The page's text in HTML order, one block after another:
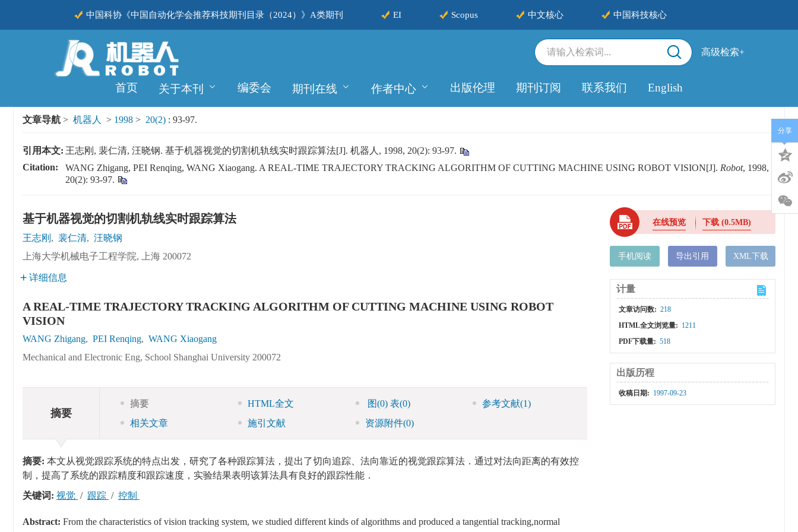
中国科协《中国自动化学会推荐科技期刊目录（2024）》A类期刊 EI Scopus 中文核心 中国科技核心
CSCD
首页 关于本刊 编委会 期刊在线 作者中心 出版伦理 期刊订阅 联系我们 English
高级检索+
文章导航 > 机器人 > 1998 > 20(2) : 93-97.
引用本文: 王志刚, 裴仁清, 汪晓钢. 基于机器视觉的切割机轨线实时跟踪算法[J]. 机器人, 1998, 20(2): 93-97.
Citation:
WANG Zhigang, PEI Renqing, WANG Xiaogang. A REAL-TIME TRAJECTORY TRACKING ALGORITHM OF CUTTING MACHINE USING ROBOT VISION[J]. Robot, 1998,
20(2): 93-97.
基于机器视觉的切割机轨线实时跟踪算法
王志刚 , 裴仁清, 汪晓钢
上海大学机械电子工程学院, 上海 200072
详细信息
A REAL-TIME TRAJECTORY TRACKING ALGORITHM OF CUTTING MACHINE USING ROBOT
VISION
WANG Zhigang, PEI Renqing, WANG Xiaogang
Mechanical and Electronic Eng, School Shanghai University 200072
摘要
摘要 HTML全文 图(0)表(0) 参考文献(1)
相关文章
施引文献 资源附件(0)
摘要: 本文从视觉跟踪系统的特点出发，研究了各种跟踪算法，提出了切向追踪、法向靠近的视觉跟踪算法．通过对法向距离的有效控
制，提高了系统的跟踪精度和跟踪速度，实验结果表明该算法具有良好的跟踪性能．
关键词: 视觉 / 跟踪 / 控制
Abstract: From the characteristics of vision tracking system, we studied different kinds of algorithms and produced a tangential tracking,normal
在线预览 下载(0.5MB)
手机阅读 导出引用 XML下载
计量
文章访问数: 218
HTML全文浏览量: 1211
PDF下载量: 518
出版历程
收稿日期: 1997-09-23
分享